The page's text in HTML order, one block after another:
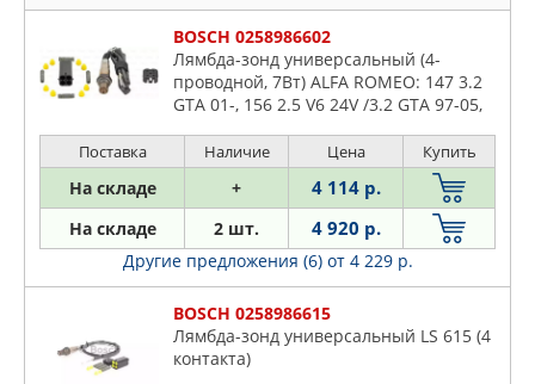
DELPHI
DOMINANT
EUROREPAR
FACET
FAE
FORD
Dodge
Fiat
Honda
Hummer
Hyundai
Infiniti
Isuzu
Jaguar
BOSCH 0258986602
Лямбда-зонд универсальный (4-
проводной, 7Вт) ALFA ROMEO: 147 3.2
GTA 01-, 156 2.5 V6 24V /3.2 GTA 97-05,
06, 159 1.9 JTS/2.2 JTS/3.2
Поставка Наличие Цена Купить
На складе + 4 114 р.
На складе 2 шт. 4 920 р.
Другие предложения (6) от 4 229 р.
BOSCH 0258986615
Лямбда-зонд универсальный LS 615 (4
контакта)